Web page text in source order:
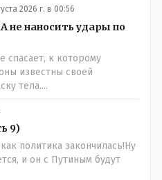
соответствующих
благодарности. Мы и
нормальный
2026 г. в 00:56
не наносить удары по
спасает, к которому
известны своей
тела....
9)
политика закончилась!Ну
и он с Путиным будут